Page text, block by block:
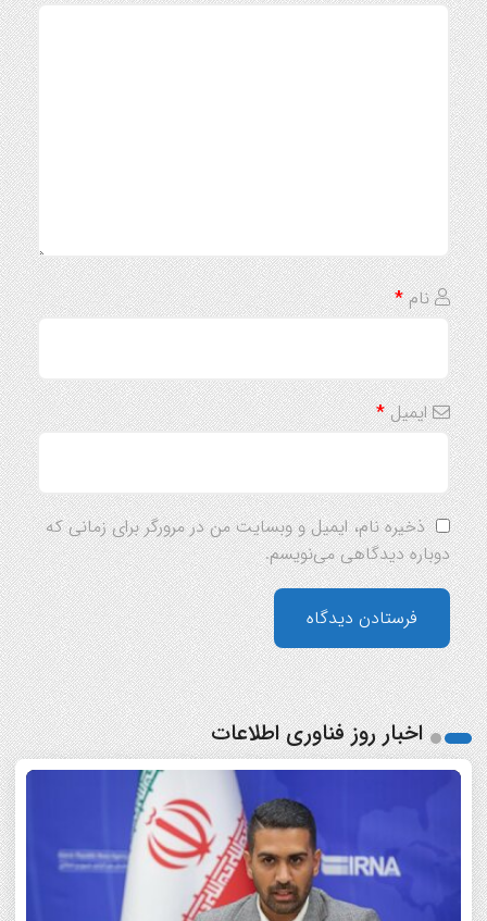
نام*
ایمیل*
ذخیره نام، ایمیل و وبسایت من در مرورگر برای زمانی که
دوباره دیدگاهی می‌نویسم.
اخبار روز فناوری اطلاعات